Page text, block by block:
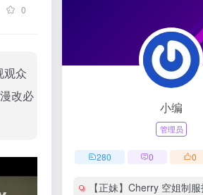
0
观众
改必
小编
管理员
280 0 0
【正妹】Cherry 空姐制服拍照有